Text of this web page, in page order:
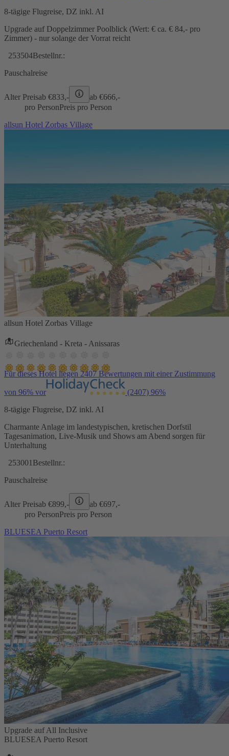
8-tägige Flugreise, DZ inkl. AI
Upgrade auf Doppelzimmer Poolblick (Wert: € ca. € 84,- pro
Zimmer) - nur solange der Vorrat reicht
253504Bestellnr.:
Pauschalreise
Alter Preisab €833,- ab €666,-
pro PersonPreis pro Person
allsun Hotel Zorbas Village
allsun Hotel Zorbas Village
Griechenland - Kreta - Anissaras
Für dieses Hotel liegen 2407 Bewertungen mit einer Zustimmung
von 96% vor (2407) 96%
8-tägige Flugreise, DZ inkl. AI
Charmante Anlage im landestypischen, kretischen Dorfstil
Tagesanimation, Live-Musik und Shows am Abend sorgen für
Unterhaltung
253001 Bestellnr.:
Pauschalreise
Alter Preisab €899,- ab €697,-
pro PersonPreis pro Person
BLUESEA Puerto Resort
Upgrade auf All Inclusive
BLUESEA Puerto Resort